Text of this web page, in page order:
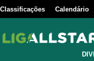
Classificações Calendário